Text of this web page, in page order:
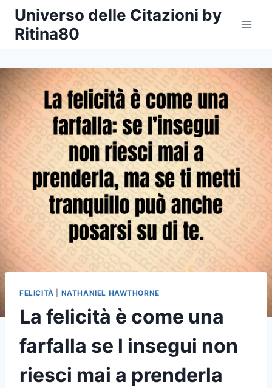
Salta
contenuto
Universo delle Citazioni by
Ritina80
FELICITÀ NATHANIEL HAWTHORNE
La felicità è come una
farfalla se l insegui non
riesci mai a prenderla